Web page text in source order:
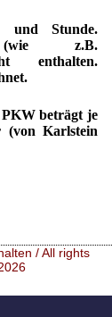
und Stunde.
(wie z.B.
enthalten.
PKW beträgt je
(von Karlstein
/ All rights